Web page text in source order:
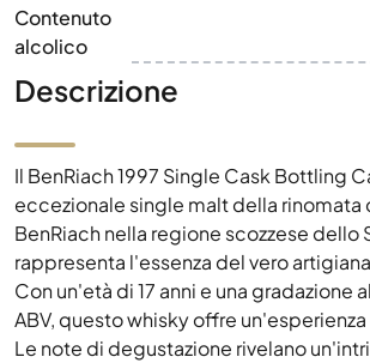
Contenuto
alcolico
Descrizione
Il BenRiach 1997 Single Cask Bottling
eccezionale single malt della rinomata
BenRiach nella regione scozzese dello
rappresenta l'essenza del vero
Con un'età di 17 anni e una gradazione
ABV, questo whisky offre
Le note di degustazione rivelano